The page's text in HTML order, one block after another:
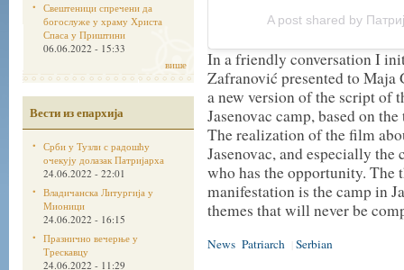
Свештеници спречени да
богослуже у храму Христа
Спаса у Приштини
06.06.2022 - 15:33
више
Вести из епархија
Срби у Тузли с радошћу
очекују долазак Патријарха
24.06.2022 - 22:01
Владичанска Литургија у
Мионици
24.06.2022 - 16:15
Празнично вечерње у
Трескавцу
24.06.2022 - 11:29
A post shared by
In a friendly conversation I
Zafranović presented to
a new version of the script of
Jasenovac camp, based on
The realization of the film
Jasenovac, and especially
who has the opportunity.
manifestation is the camp in
themes that will never be
News Patriarch Serbian